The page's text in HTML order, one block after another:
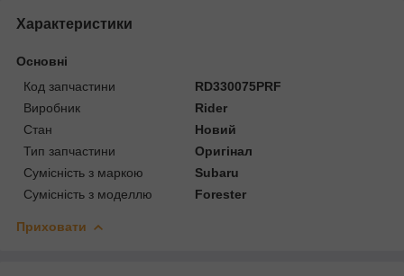
Характеристики
Основні
Код запчастини
RD330075PRF
Виробник
Rider
Стан
Новий
Тип запчастини
Оригінал
Сумісність з маркою
Subaru
Сумісність з моделлю
Forester
Приховати